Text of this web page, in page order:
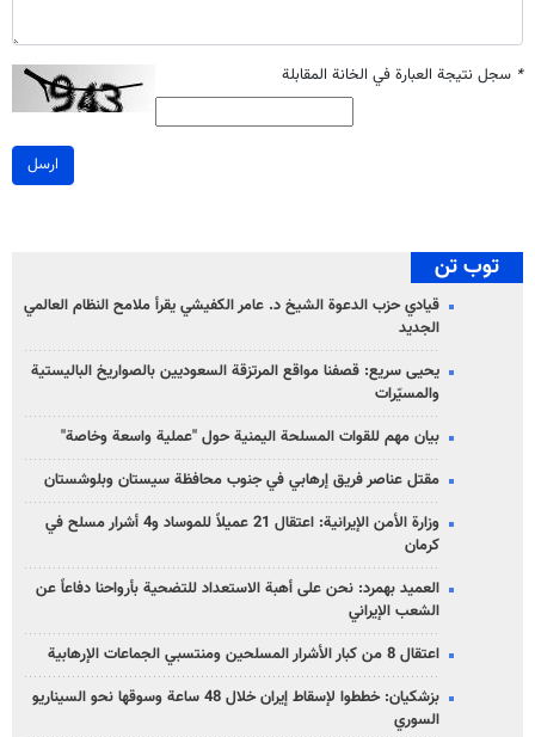
* سجل نتيجة العبارة في الخانة المقابلة
ارسل
توب تن
قيادي حزب الدعوة الشيخ د. عامر الكفيشي يقرأ ملامح النظام العالمي
الجديد
يحيى سريع: قصفنا مواقع المرتزقة السعوديين بالصواريخ الباليستية
والمسيّرات
بيان مهم للقوات المسلحة اليمنية حول "عملية واسعة وخاصة"
مقتل عناصر فريق إرهابي في جنوب محافظة سيستان وبلوشستان
وزارة الأمن الإيرانية: اعتقال 21 عميلاً للموساد و4 أشرار مسلح في
كرمان
العميد بهمرد: نحن على أهبة الاستعداد للتضحية بأرواحنا دفاعاً عن
الشعب الإيراني
اعتقال 8 من كبار الأشرار المسلحين ومنتسبي الجماعات الإرهابية
بزشكيان: خططوا لإسقاط إيران خلال 48 ساعة وسوقها نحو السيناريو
السوري